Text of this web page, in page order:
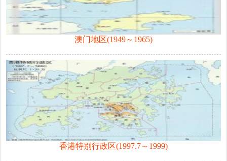
澳门地区(1949～1965)
香港特别行政区(1997.7～1999)